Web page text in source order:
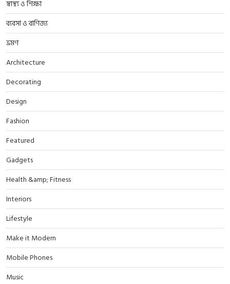
স্বাস্থ্য ও শিক্ষা
ব্যবসা ও বাণিজ্য
ভ্রমণ
Architecture
Decorating
Design
Fashion
Featured
Gadgets
Health &amp; Fitness
Interiors
Lifestyle
Make it Modern
Mobile Phones
Music